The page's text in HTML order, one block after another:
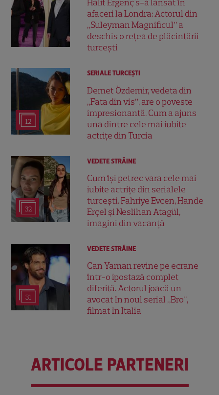
Halit Ergenç s-a lansat în
afaceri la Londra: Actorul din
„Suleyman Magnificul” a
deschis o rețea de plăcintării
turcești
12
SERIALE TURCEŞTI
Demet Özdemir, vedeta din
„Fata din vis”, are o poveste
impresionantă. Cum a ajuns
una dintre cele mai iubite
actrițe din Turcia
32
VEDETE STRĂINE
Cum își petrec vara cele mai
iubite actrițe din serialele
turcești. Fahriye Evcen, Hande
Erçel și Neslihan Atagül,
imagini din vacanță
31
VEDETE STRĂINE
Can Yaman revine pe ecrane
într-o ipostază complet
diferită. Actorul joacă un
avocat în noul serial „Bro”,
filmat în Italia
ARTICOLE PARTENERI